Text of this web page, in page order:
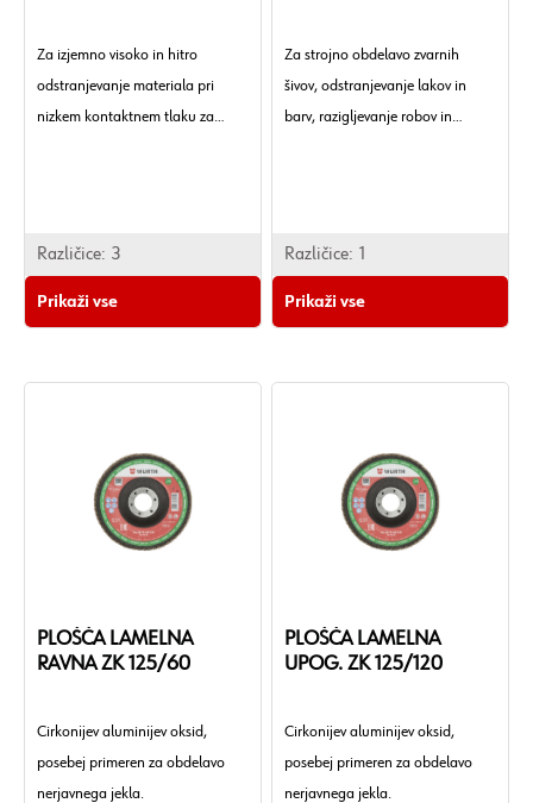
Za izjemno visoko in hitro
odstranjevanje materiala pri
nizkem kontaktnem tlaku za
Različice: 3
Prikaži vse
Za strojno obdelavo zvarnih
šivov, odstranjevanje lakov in
barv, razigljevanje robov in
Različice: 1
Prikaži vse
PLOŠČA LAMELNA
RAVNA ZK 125/60
Cirkonijev aluminijev oksid,
posebej primeren za obdelavo
nerjavnega jekla.
PLOŠČA LAMELNA
UPOG. ZK 125/120
Cirkonijev aluminijev oksid,
posebej primeren za obdelavo
nerjavnega jekla.